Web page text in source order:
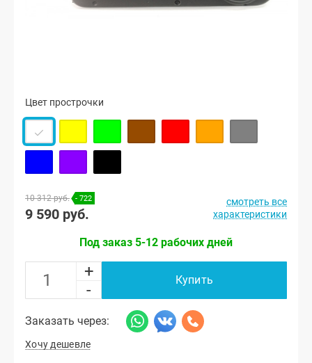
Цвет прострочки
10 312 руб. - 722
9 590 руб.
смотреть все
характеристики
Под заказ 5-12 рабочих дней
+
-
Купить
Заказать через:
Хочу дешевле